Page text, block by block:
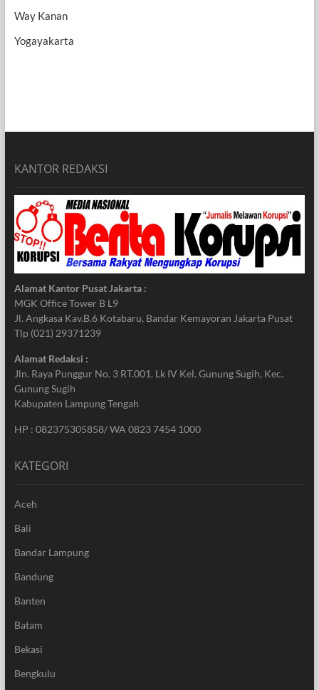
Way Kanan
Yogayakarta
KANTOR REDAKSI
Alamat Kantor Pusat Jakarta :
MGK Office Tower B L9
Jl. Angkasa Kav.B.6 Kotabaru, Bandar Kemayoran Jakarta Pusat
Tlp (021) 29371239
Alamat Redaksi :
Jln. Raya Punggur No. 3 RT.001. Lk IV Kel. Gunung Sugih, Kec.
Gunung Sugih
Kabupaten Lampung Tengah
HP : 082375305858/ WA 0823 7454 1000
KATEGORI
Aceh
Bali
Bandar Lampung
Bandung
Banten
Batam
Bekasi
Bengkulu